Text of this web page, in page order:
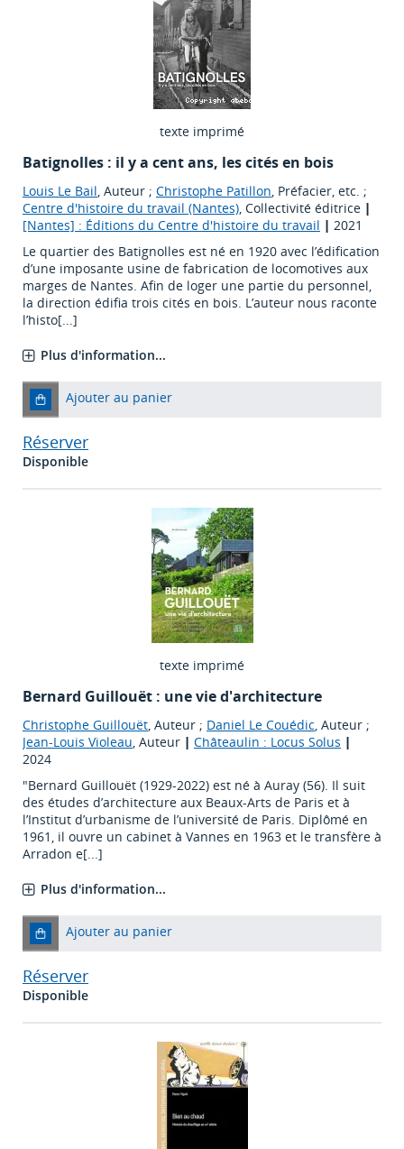
texte imprimé
Batignolles : il y a cent ans, les cités en bois
Louis Le Bail, Auteur ; Christophe Patillon, Préfacier, etc. ;
Centre d'histoire du travail (Nantes), Collectivité éditrice |
[Nantes] : Éditions du Centre d'histoire du travail | 2021
Le quartier des Batignolles est né en 1920 avec l’édification
d’une imposante usine de fabrication de locomotives aux
marges de Nantes. Afin de loger une partie du personnel,
la direction édifia trois cités en bois. L’auteur nous raconte
l’histo[...]
Plus d'information...
Ajouter au panier
Réserver
Disponible
texte imprimé
Bernard Guillouët : une vie d'architecture
Christophe Guillouët, Auteur ; Daniel Le Couédic, Auteur ;
Jean-Louis Violeau, Auteur | Châteaulin : Locus Solus |
2024
"Bernard Guillouët (1929-2022) est né à Auray (56). Il suit
des études d’architecture aux Beaux-Arts de Paris et à
l’Institut d’urbanisme de l’université de Paris. Diplômé en
1961, il ouvre un cabinet à Vannes en 1963 et le transfère à
Arradon e[...]
Plus d'information...
Ajouter au panier
Réserver
Disponible